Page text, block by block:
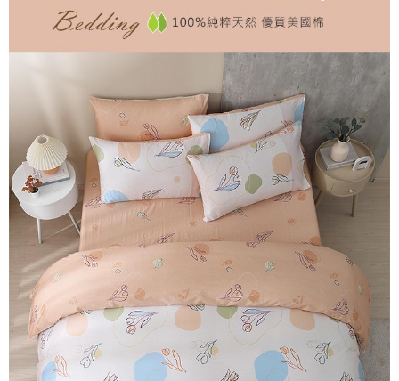
３．未成年的使用者請事先徵得法定代理人或監護人之同意方可使用
「AFTEE先享後付」，若未經同意申辦者引起之損失，本公司不負相關責
４．使用「AFTEE先享後付」時，將依據個別帳號之用戶狀況，依本公司即
時審查核予不同之上限額度；若仍有額度不足之情形，本公司將視審查結果
請求用戶進行身份認證。
５．嚴禁一人註冊多個帳號或使用他人資訊註冊。若發現惡意使用之情形，
恩沛科技股份有限公司將有權停止該用戶之使用額度並採取法律行動。